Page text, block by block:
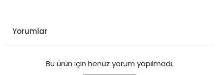
Yorumlar
Bu ürün için henüz yorum yapılmadı.